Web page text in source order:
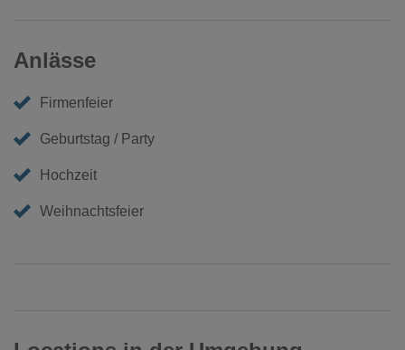
Anlässe
Firmenfeier
Geburtstag / Party
Hochzeit
Weihnachtsfeier